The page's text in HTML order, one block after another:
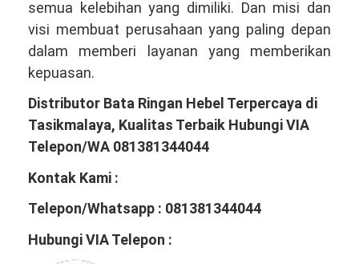
semua kelebihan yang dimiliki. Dan misi dan
visi membuat perusahaan yang paling depan
dalam memberi layanan yang memberikan
kepuasan.
Distributor Bata Ringan Hebel Terpercaya di
Tasikmalaya, Kualitas Terbaik Hubungi VIA
Telepon/WA 081381344044
Kontak Kami :
Telepon/Whatsapp : 081381344044
Hubungi VIA Telepon :